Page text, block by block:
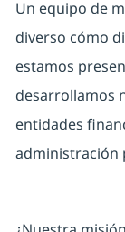
Un equipo de
diverso cómo
estamos
desarrollamos
entidades
administración